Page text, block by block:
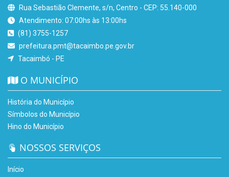
Rua Sebastião Clemente, s/n, Centro - CEP: 55.140-000
Atendimento: 07:00hs às 13:00hs
(81) 3755-1257
prefeitura.pmt@tacaimbo.pe.gov.br
Tacaimbó - PE
O MUNICÍPIO
História do Município
Símbolos do Município
Hino do Município
NOSSOS SERVIÇOS
Início